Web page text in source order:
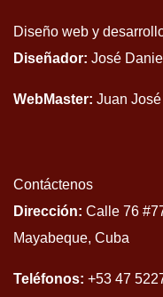
Diseño web y
Diseñador: José
WebMaster: Juan
Contáctenos
Dirección: Calle 76
Mayabeque, Cuba
Teléfonos: +53 47